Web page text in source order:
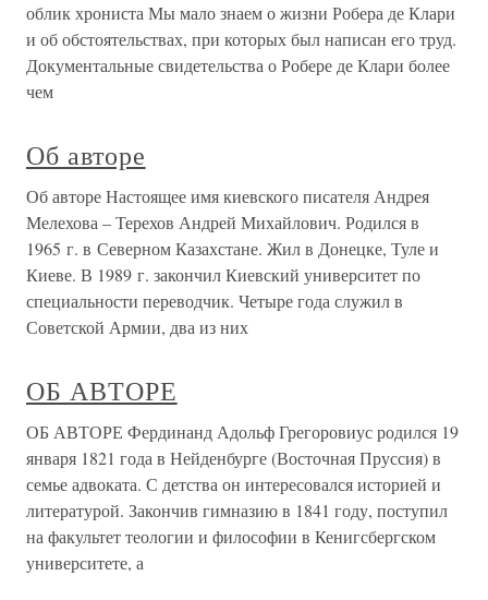
облик хрониста Мы мало знаем о жизни Робера де Клари
и об обстоятельствах, при которых был написан его труд.
Документальные свидетельства о Робере де Клари более
чем
Об авторе
Об авторе Настоящее имя киевского писателя Андрея
Мелехова – Терехов Андрей Михайлович. Родился в
1965 г. в Северном Казахстане. Жил в Донецке, Туле и
Киеве. В 1989 г. закончил Киевский университет по
специальности переводчик. Четыре года служил в
Советской Армии, два из них
ОБ АВТОРЕ
ОБ АВТОРЕ Фердинанд Адольф Грегоровиус родился 19
января 1821 года в Нейденбурге (Восточная Пруссия) в
семье адвоката. С детства он интересовался историей и
литературой. Закончив гимназию в 1841 году, поступил
на факультет теологии и философии в Кенигсбергском
университете, а